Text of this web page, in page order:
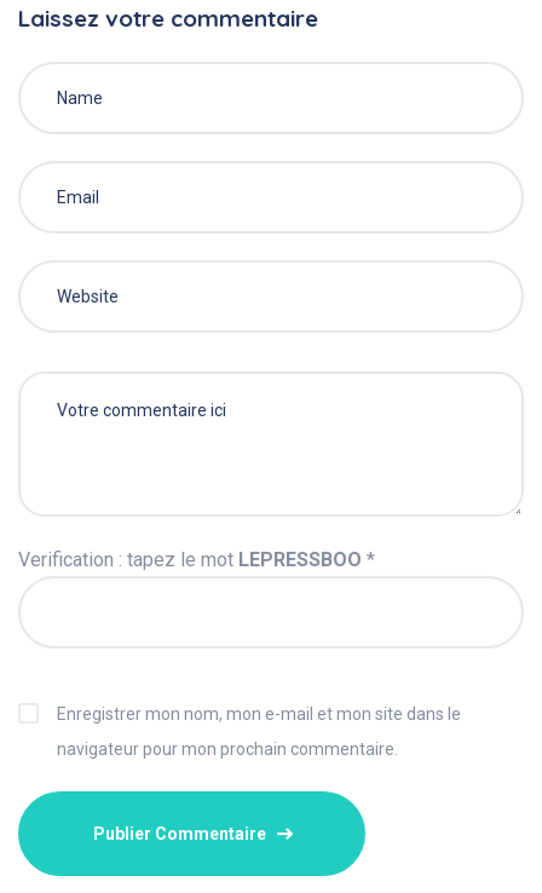
Laissez votre commentaire
Verification : tapez le mot LEPRESSBOO *
Enregistrer mon nom, mon e-mail et mon site dans le
navigateur pour mon prochain commentaire.